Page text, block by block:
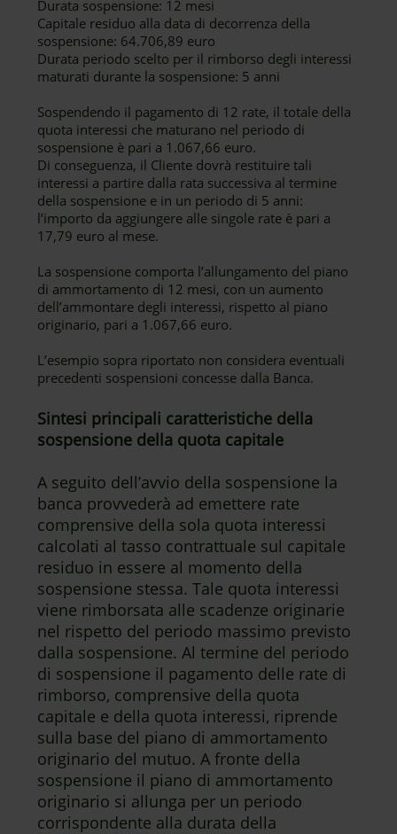
Durata sospensione: 12 mesi
Capitale residuo alla data di decorrenza della
sospensione: 64.706,89 euro
Durata periodo scelto per il rimborso degli interessi
maturati durante la sospensione: 5 anni
Sospendendo il pagamento di 12 rate, il totale della
quota interessi che maturano nel periodo di
sospensione è pari a 1.067,66 euro.
Di conseguenza, il Cliente dovrà restituire tali
interessi a partire dalla rata successiva al termine
della sospensione e in un periodo di 5 anni:
l’importo da aggiungere alle singole rate è pari a
17,79 euro al mese.
La sospensione comporta l’allungamento del piano
di ammortamento di 12 mesi, con un aumento
dell’ammontare degli interessi, rispetto al piano
originario, pari a 1.067,66 euro.
L’esempio sopra riportato non considera eventuali
precedenti sospensioni concesse dalla Banca.
Sintesi principali caratteristiche della
sospensione della quota capitale
A seguito dell’avvio della sospensione la
banca provvederà ad emettere rate
comprensive della sola quota interessi
calcolati al tasso contrattuale sul capitale
residuo in essere al momento della
sospensione stessa. Tale quota interessi
viene rimborsata alle scadenze originarie
nel rispetto del periodo massimo previsto
dalla sospensione. Al termine del periodo
di sospensione il pagamento delle rate di
rimborso, comprensive della quota
capitale e della quota interessi, riprende
sulla base del piano di ammortamento
originario del mutuo. A fronte della
sospensione il piano di ammortamento
originario si allunga per un periodo
corrispondente alla durata della